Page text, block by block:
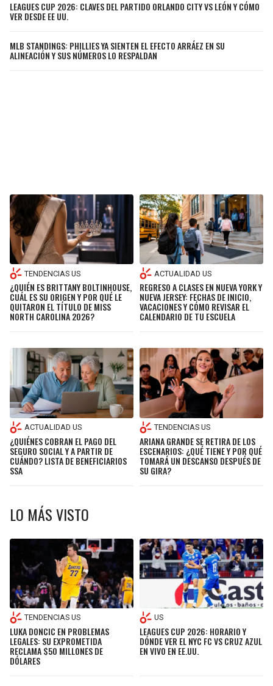
CARDINALS
PACKERS
VIKINGS
FALCONS
PANTHERS
SAINTS
BUCCANEERS
MAVERICKS
TIMBERWOLVES
THUNDER
TRAIL BLAZERS
JAZZ
LEAGUES CUP 2026: CLAVES DEL PARTIDO ORLANDO CITY VS LEÓN Y CÓMO
VER DESDE EE UU.
MLB STANDINGS: PHILLIES YA SIENTEN EL EFECTO ARRÁEZ EN SU
ALINEACIÓN Y SUS NÚMEROS LO RESPALDAN
TENDENCIAS US
¿QUIÉN ES BRITTANY BOLTINHOUSE,
CUÁL ES SU ORIGEN Y POR QUÉ LE
QUITARON EL TÍTULO DE MISS
NORTH CAROLINA 2026?
ACTUALIDAD US
REGRESO A CLASES EN NUEVA YORK Y
NUEVA JERSEY: FECHAS DE INICIO,
VACACIONES Y CÓMO REVISAR EL
CALENDARIO DE TU ESCUELA
ACTUALIDAD US
¿QUIÉNES COBRAN EL PAGO DEL
SEGURO SOCIAL Y A PARTIR DE
CUÁNDO? LISTA DE BENEFICIARIOS
SSA
TENDENCIAS US
ARIANA GRANDE SE RETIRA DE LOS
ESCENARIOS: ¿QUÉ TIENE Y POR QUÉ
TOMARÁ UN DESCANSO DESPUÉS DE
SU GIRA?
LO MÁS VISTO
TENDENCIAS US
LUKA DONCIC EN PROBLEMAS
LEGALES: SU EXPROMETIDA
RECLAMA $50 MILLONES DE
DÓLARES
US
LEAGUES CUP 2026: HORARIO Y
DÓNDE VER EL NYC FC VS CRUZ AZUL
EN VIVO EN EE.UU.